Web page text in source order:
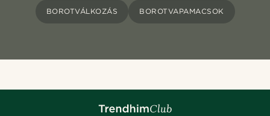
BOROTVÁLKOZÁS BOROTVAPAMACSOK